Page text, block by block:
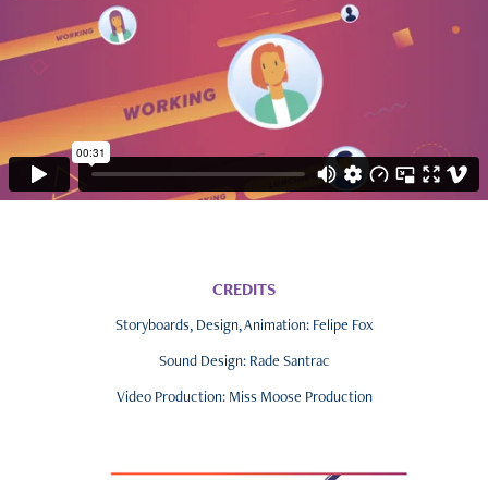
CREDITS
Storyboards, Design, Animation: Felipe Fox
Sound Design: Rade Santrac
Video Production: Miss Moose Production